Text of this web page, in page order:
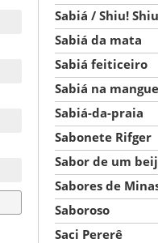
Sabiá / Shiu!
Sabiá da mata
Sabiá feiticeiro
Sabiá na
Sabiá-da-praia
Sabonete Rifger
Sabor de um
Sabores de
Saboroso
Saci Pererê